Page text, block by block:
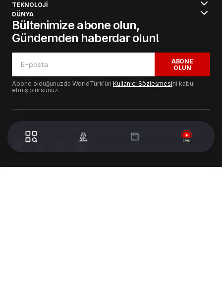
TEKNOLOJİ
DÜNYA
Bültenimize abone olun,
Gündemden haberdar olun!
ABONE
OLUN
Abone olduğunuzda WorldTürk'ün Kullanıcı Sözleşmesini kabul
etmiş olursunuz.
© 2024 WorldTurk. Tüm Hakları Saklıdır. - Tasarım & Geliştirme :
Volion's